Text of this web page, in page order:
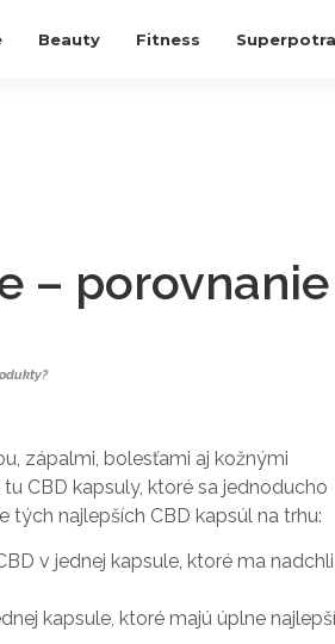
Beauty Fitness
–
zápalmi, bolesťami aj kožnými
CBD kapsuly, ktoré sa jednoducho
najlepších CBD kapsúl na trhu:
v jednej kapsule, ktoré ma nadchli
kapsule, ktoré majú úplne najlepší